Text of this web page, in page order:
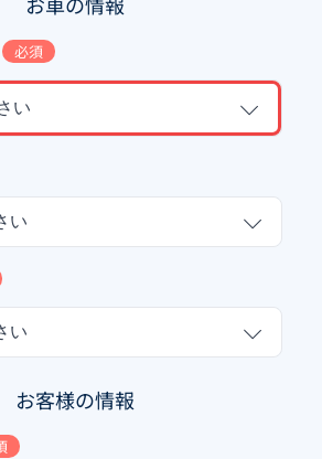
必須
い
い
い
お客様の情報